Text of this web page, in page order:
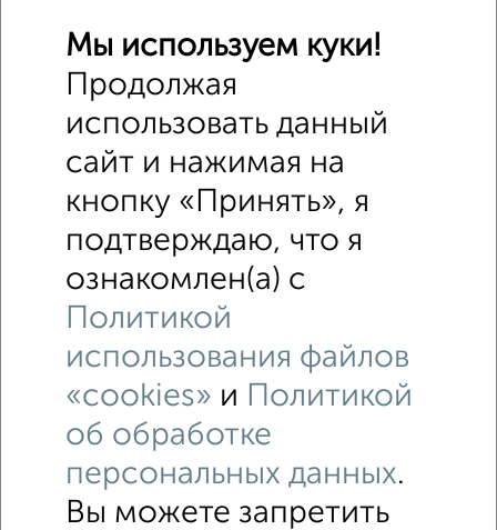
Мы используем куки!
Продолжая
использовать данный
сайт и нажимая на
кнопку «Принять», я
подтверждаю, что я
ознакомлен(а) с
Политикой
использования файлов
«cookies» и Политикой
об обработке
персональных данных.
Вы можете запретить